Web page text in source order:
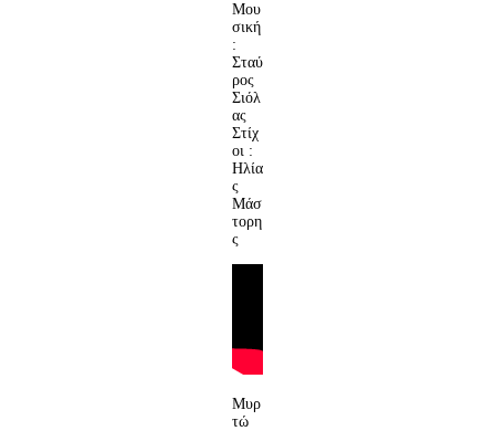
Μου
σική
:
Σταύ
ρος
Σιόλ
ας
Στίχ
οι :
Ηλία
ς
Μάσ
τορη
ς
Μυρ
τώ